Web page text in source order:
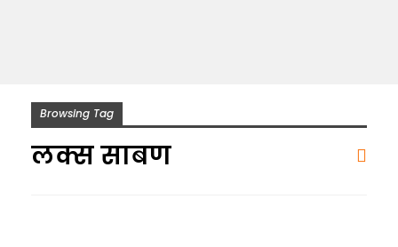
Browsing Tag
लक्स साबण